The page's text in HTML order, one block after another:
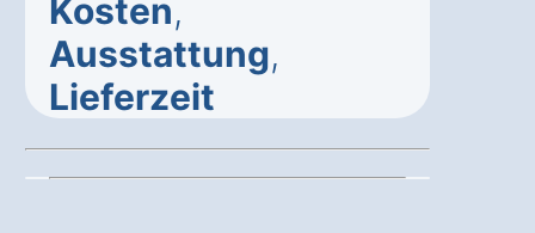
Kosten,
Ausstattung,
Lieferzeit